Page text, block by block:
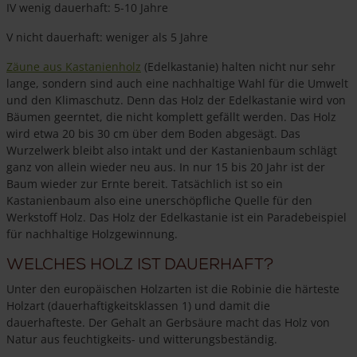
IV wenig dauerhaft: 5-10 Jahre
V nicht dauerhaft: weniger als 5 Jahre
Zäune aus Kastanienholz (Edelkastanie) halten nicht nur sehr
lange, sondern sind auch eine nachhaltige Wahl für die Umwelt
und den Klimaschutz. Denn das Holz der Edelkastanie wird von
Bäumen geerntet, die nicht komplett gefällt werden. Das Holz
wird etwa 20 bis 30 cm über dem Boden abgesägt. Das
Wurzelwerk bleibt also intakt und der Kastanienbaum schlägt
ganz von allein wieder neu aus. In nur 15 bis 20 Jahr ist der
Baum wieder zur Ernte bereit. Tatsächlich ist so ein
Kastanienbaum also eine unerschöpfliche Quelle für den
Werkstoff Holz. Das Holz der Edelkastanie ist ein Paradebeispiel
für nachhaltige Holzgewinnung.
Welches Holz ist dauerhaft?
Unter den europäischen Holzarten ist die Robinie die härteste
Holzart (dauerhaftigkeitsklassen 1) und damit die
dauerhafteste. Der Gehalt an Gerbsäure macht das Holz von
Natur aus feuchtigkeits- und witterungsbeständig.